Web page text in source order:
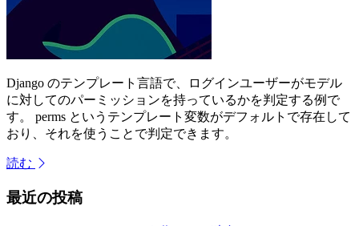
Django のテンプレート言語で、ログインユーザーがモデル
に対してのパーミッションを持っているかを判定する例で
す。 perms というテンプレート変数がデフォルトで存在して
おり、それを使うことで判定できます。
読む
最近の投稿